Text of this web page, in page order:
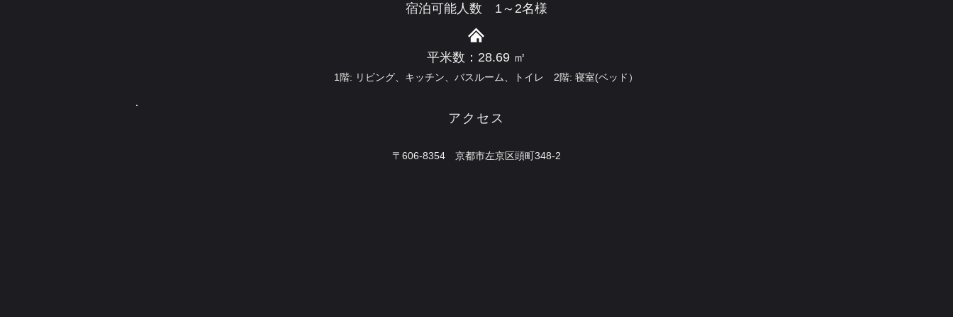
宿泊可能人数 1～2名様
平米数：28.69 ㎡
1階: リビング、キッチン、バスルーム、トイレ 2階: 寝室(ベッド）
​アクセス
〒606-8354 京都市左京区頭町348-2